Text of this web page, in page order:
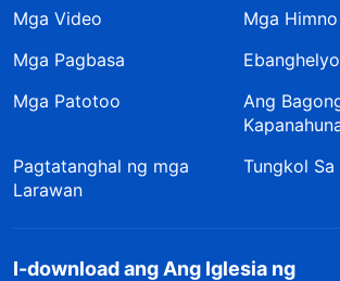
Mga Video
Mga Himno
Mga Pagbasa
Ebanghelyo
Mga Patotoo
Ang
Pagtatanghal ng mga
Larawan
Tungkol Sa
I-download ang Ang Iglesia ng